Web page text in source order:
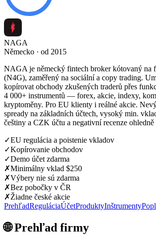
NAGA
Německo · od 2015
NAGA je německý fintech broker kótovaný na
(N4G), zaměřený na sociální a copy trading.
kopírovat obchody zkušených traderů přes
4 000+ instrumentů — forex, akcie, indexy,
kryptoměny. Pro EU klienty i reálné akcie.
spready na základních účtech, vysoký min.
češtiny a CZK účtu a negativní recenze
✓EU regulácia a poistenie vkladov
✓Kopírovanie obchodov
✓Demo účet zdarma
✗Minimálny vklad $250
✗Výbery nie sú zdarma
✗Bez pobočky v ČR
✗Žiadne české akcie
PrehľadReguláciaÚčetProduktyInštrumenty
🌐 Prehľad firmy